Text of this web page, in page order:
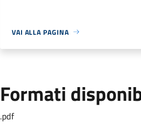
VAI ALLA PAGINA
Formati
.pdf